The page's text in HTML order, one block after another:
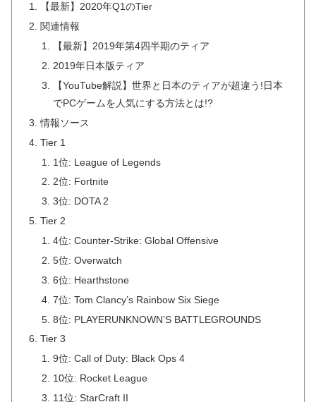
【最新】2020年Q1のTier
関連情報
【最新】2019年第4四半期のティア
2019年日本版ティア
【YouTube解説】世界と日本のティアが超違う!日本
でPCゲームを人気にする方法とは!?
情報ソース
Tier 1
1位: League of Legends
2位: Fortnite
3位: DOTA 2
Tier 2
4位: Counter-Strike: Global Offensive
5位: Overwatch
6位: Hearthstone
7位: Tom Clancy’s Rainbow Six Siege
8位: PLAYERUNKNOWN’S BATTLEGROUNDS
Tier 3
9位: Call of Duty: Black Ops 4
10位: Rocket League
11位: StarCraft II